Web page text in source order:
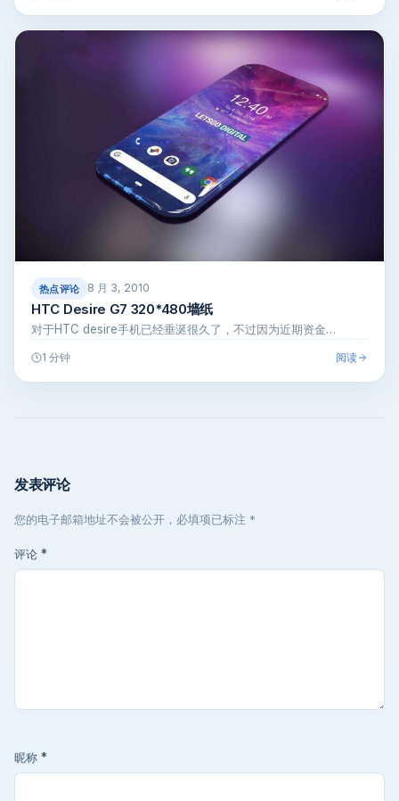
热点评论 8 月 3, 2010
HTC Desire G7 320*480墙纸
对于HTC desire手机已经垂涎很久了，不过因为近期资金…
1 分钟 阅读
发表评论
您的电子邮箱地址不会被公开，必填项已标注 *
评论 *
昵称 *